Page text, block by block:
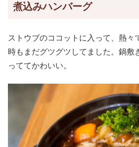
煮込みハンバーグ
ストウブのココットに入って、熱々
時もまだグツグツしてました。鍋敷
っててかわいい。